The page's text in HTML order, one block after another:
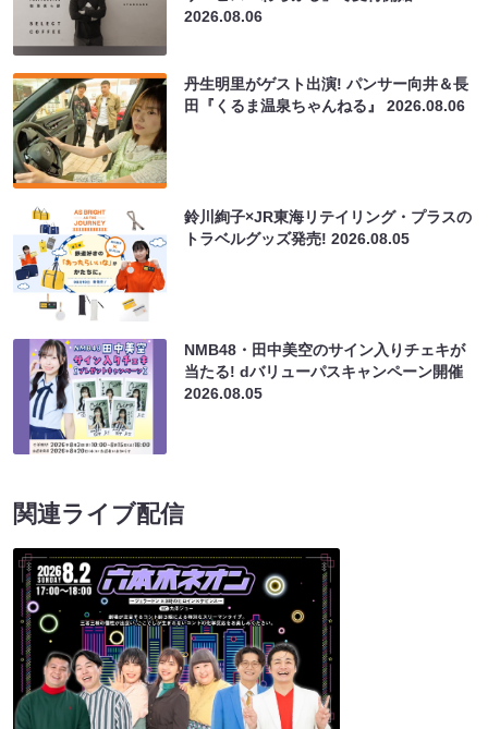
2026.08.06
丹生明里がゲスト出演! パンサー向井＆長
田『くるま温泉ちゃんねる』2026.08.06
鈴川絢子×JR東海リテイリング・プラスの
トラベルグッズ発売!2026.08.05
NMB48・田中美空のサイン入りチェキが
当たる! dバリューパスキャンペーン開催
2026.08.05
関連ライブ配信